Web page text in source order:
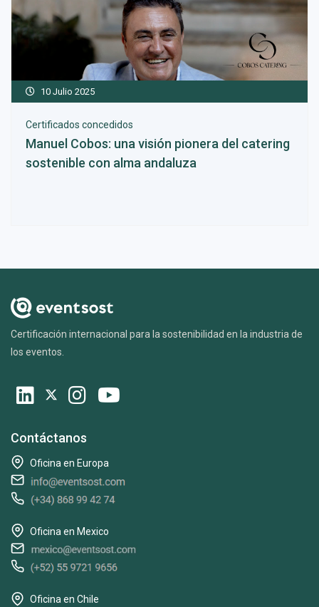
Certificados concedidos
10 Julio 2025
Manuel Cobos: una visión pionera del catering
sostenible con alma andaluza
Certificación internacional para la sostenibilidad en la industria de
los eventos.
Contáctanos
Oficina en Europa
Oficina en Mexico
Oficina en Chile